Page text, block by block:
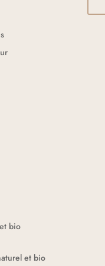
bio
et bio